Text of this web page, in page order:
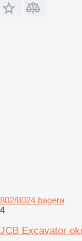
802/8024 bagera
4
JCB Excavator